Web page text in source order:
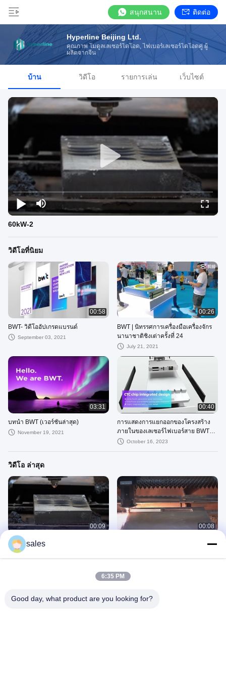
สนุกสนาน ติดต่อ
Hyperline Beijing Ltd.
คุณภาพ โมดูลเลเซอร์ไดโอด, ไฟเบอร์เลเซอร์ไดโอดคู่ ผู้
ผลิตจากจีน
บ้าน วิดีโอ รายการเล่น เว็บไซต์
60kW-2
วิดีโอที่นิยม
00:58
BWT- วิดีโออัปเกรดแบรนด์
September 03, 2021
00:26
BWT | นิทรรศการเครื่องมือเครื่องจักร
นานาชาติชิงเต่าครั้งที่ 24
July 21, 2021
03:31
บทนำ BWT (เวอร์ชันล่าสุด)
November 19, 2021
00:40
การแสดงการแยกออกของโครงสร้าง
ภายในของเลเซอร์ไฟเบอร์สาย BWT
Thunder
October 16, 2023
วิดีโอ ล่าสุด
00:09
60kW-2
August 28, 2024
00:08
sales
6:35 PM
Good day, what product are you looking for?